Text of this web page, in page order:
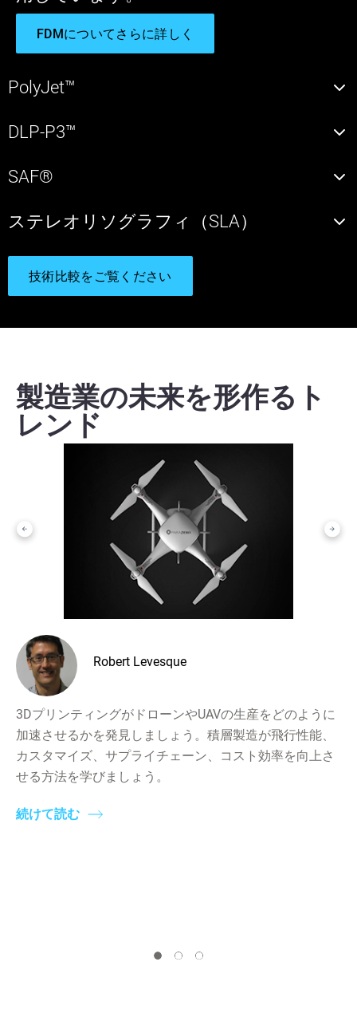
FDMについてさらに詳しく
PolyJet™
DLP-P3™
SAF®
ステレオリソグラフィ（SLA）
技術比較をご覧ください
製造業の未来を形作るト
レンド
Robert Levesque
3DプリンティングがドローンやUAVの生産をどのように
加速させるかを発見しましょう。積層製造が飛行性能、
カスタマイズ、サプライチェーン、コスト効率を向上さ
せる方法を学びましょう。
続けて読む